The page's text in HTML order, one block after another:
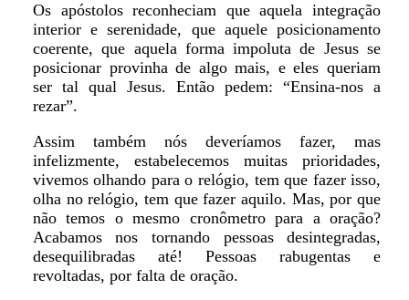
Os apóstolos reconheciam que aquela integração
interior e serenidade, que aquele posicionamento
coerente, que aquela forma impoluta de Jesus se
posicionar provinha de algo mais, e eles queriam
ser tal qual Jesus. Então pedem: “Ensina-nos a
rezar”.
Assim também nós deveríamos fazer, mas
infelizmente, estabelecemos muitas prioridades,
vivemos olhando para o relógio, tem que fazer isso,
olha no relógio, tem que fazer aquilo. Mas, por que
não temos o mesmo cronômetro para a oração?
Acabamos nos tornando pessoas desintegradas,
desequilibradas até! Pessoas rabugentas e
revoltadas, por falta de oração.